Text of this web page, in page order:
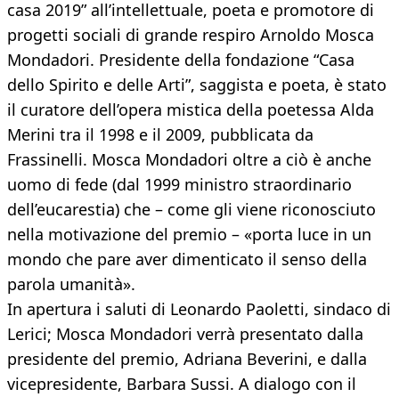
casa 2019” all’intellettuale, poeta e promotore di
progetti sociali di grande respiro Arnoldo Mosca
Mondadori. Presidente della fondazione “Casa
dello Spirito e delle Arti”, saggista e poeta, è stato
il curatore dell’opera mistica della poetessa Alda
Merini tra il 1998 e il 2009, pubblicata da
Frassinelli. Mosca Mondadori oltre a ciò è anche
uomo di fede (dal 1999 ministro straordinario
dell’eucarestia) che – come gli viene riconosciuto
nella motivazione del premio – «porta luce in un
mondo che pare aver dimenticato il senso della
parola umanità».
In apertura i saluti di Leonardo Paoletti, sindaco di
Lerici; Mosca Mondadori verrà presentato dalla
presidente del premio, Adriana Beverini, e dalla
vicepresidente, Barbara Sussi. A dialogo con il